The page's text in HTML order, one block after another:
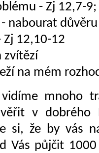
- Zj 12,7-
nabourat
Zj 12,10-12
zvítězí
na mém
mnoho
v
si, že by vás
Vás půjčit